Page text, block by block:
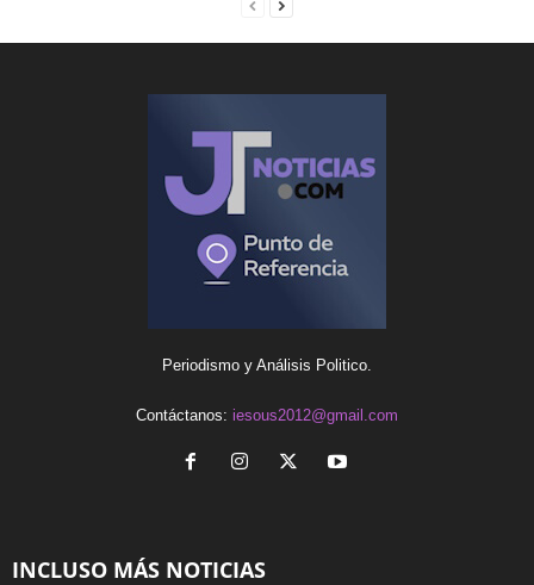
Periodismo y Análisis Politico.
Contáctanos: iesous2012@gmail.com
INCLUSO MÁS NOTICIAS